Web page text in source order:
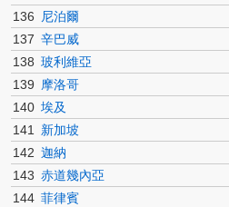
136
尼泊爾
137 辛巴威
138 玻利維亞
139 摩洛哥
140 埃及
141
新加坡
142 迦納
143 赤道幾內亞
144 菲律賓